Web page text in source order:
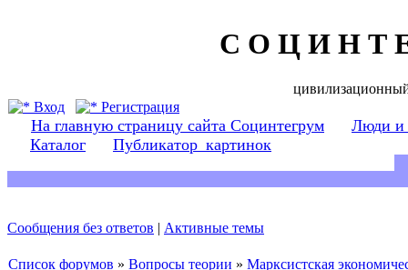
С О Ц И Н Т
Вход
Регистрация
На главную страницу сайта Социнтегрум
Люди и
Каталог
Публикатор_картинок
Сообщения без ответов | Активные темы
Список форумов » Вопросы теории » Марксистская